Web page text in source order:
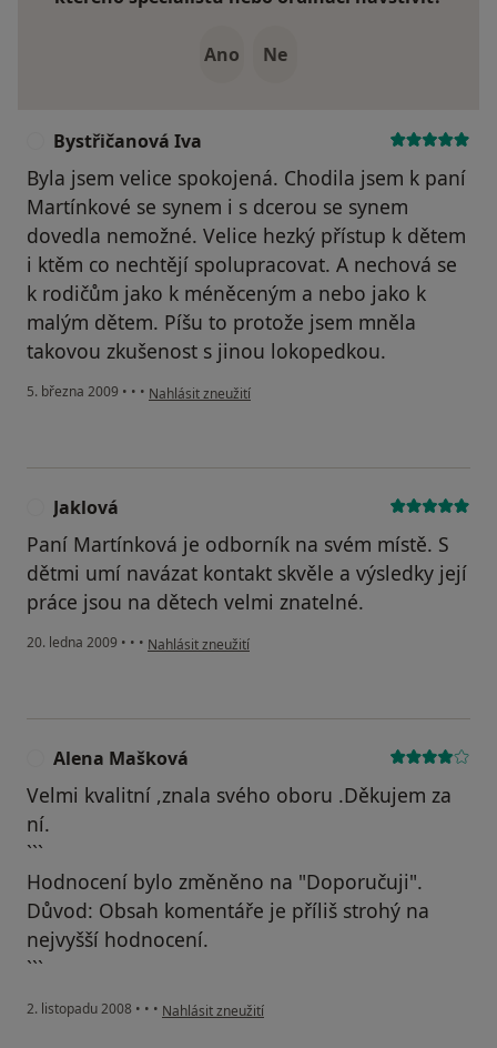
Ano Ne
Bystřičanová Iva
Byla jsem velice spokojená. Chodila jsem k paní
Martínkové se synem i s dcerou se synem
dovedla nemožné. Velice hezký přístup k dětem
i ktěm co nechtějí spolupracovat. A nechová se
k rodičům jako k méněceným a nebo jako k
malým dětem. Píšu to protože jsem mněla
takovou zkušenost s jinou lokopedkou.
5. března 2009 • • • podle názoru uživatele Bystřičanová Iva
Nahlásit zneužití
Jaklová
Paní Martínková je odborník na svém místě. S
dětmi umí navázat kontakt skvěle a výsledky její
práce jsou na dětech velmi znatelné.
20. ledna 2009 • • • podle názoru uživatele Jaklová
Nahlásit zneužití
Alena Mašková
Velmi kvalitní ,znala svého oboru .Děkujem za
ní.
```
Hodnocení bylo změněno na "Doporučuji".
Důvod: Obsah komentáře je příliš strohý na
nejvyšší hodnocení.
```
2. listopadu 2008 • • • podle názoru uživatele Alena Mašková
Nahlásit zneužití